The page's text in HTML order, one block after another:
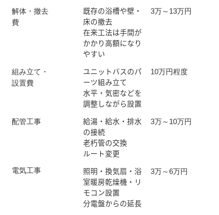
解体・撤去
費
既存の浴槽や壁・
床の撤去
在来工法は手間が
かかり高額になり
やすい
3万～13万円
組み立て・
設置費
ユニットバスのパ
ーツ組み立て
水平・気密などを
調整しながら設置
10万円程度
配管工事
給湯・給水・排水
の接続
老朽管の交換
ルート変更
3万～10万円
電気工事
照明・換気扇・浴
室暖房乾燥機・リ
モコン設置
分電盤からの延長
3万～6万円